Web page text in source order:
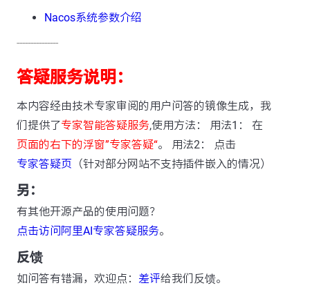
Nacos系统参数介绍
---------------
答疑服务说明：
本内容经由技术专家审阅的用户问答的镜像生成，我
们提供了专家智能答疑服务,使用方法： 用法1： 在
页面的右下的浮窗”专家答疑“。 用法2： 点击
专家答疑页 （针对部分网站不支持插件嵌入的情况）
另：
有其他开源产品的使用问题？
点击访问阿里AI专家答疑服务。
反馈
如问答有错漏，欢迎点： 差评给我们反馈。